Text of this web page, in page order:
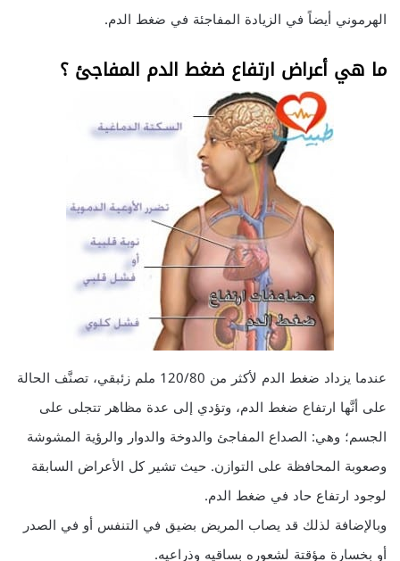
الهرموني أيضاً في الزيادة المفاجئة في ضغط الدم.
ما هي أعراض ارتفاع ضغط الدم المفاجئ ؟
عندما يزداد ضغط الدم لأكثر من 120/80 ملم زئبقي، تصنَّف الحالة
على أنَّها ارتفاع ضغط الدم، وتؤدي إلى عدة مظاهر تتجلى على
الجسم؛ وهي: الصداع المفاجئ والدوخة والدوار والرؤية المشوشة
وصعوبة المحافظة على التوازن. حيث تشير كل الأعراض السابقة
لوجود ارتفاع حاد في ضغط الدم.
وبالإضافة لذلك قد يصاب المريض بضيق في التنفس أو في الصدر
أو بخسارة مؤقتة لشعوره بساقيه وذراعيه.